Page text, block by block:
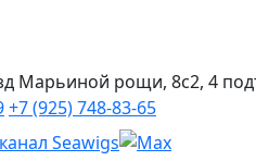
Марьиной рощи, 8с2, 4
+7 (925) 748-83-65